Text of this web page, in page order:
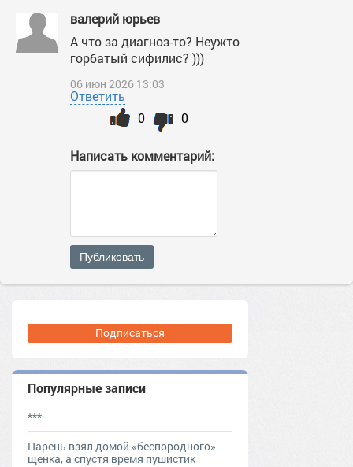
валерий юрьев
А что за диагноз-то? Неужто
горбатый сифилис? )))
06 июн 2026 13:03
Ответить
0
0
Написать комментарий:
Публиковать
Подписаться
Популярные записи
***
Парень взял домой «беспородного»
щенка, а спустя время пушистик